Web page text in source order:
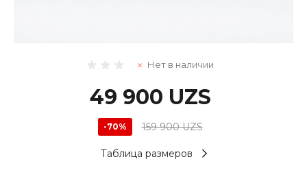
Нет в наличии
49 900 UZS
-70% 159 900 UZS
Таблица размеров